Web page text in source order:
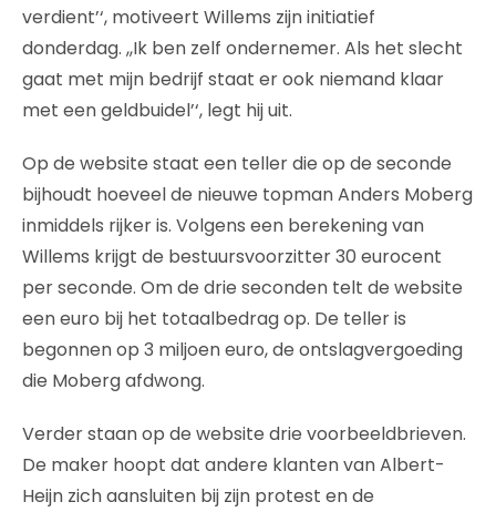
verdient’‘, motiveert Willems zijn initiatief
donderdag. ,,Ik ben zelf ondernemer. Als het slecht
gaat met mijn bedrijf staat er ook niemand klaar
met een geldbuidel’‘, legt hij uit.
Op de website staat een teller die op de seconde
bijhoudt hoeveel de nieuwe topman Anders Moberg
inmiddels rijker is. Volgens een berekening van
Willems krijgt de bestuursvoorzitter 30 eurocent
per seconde. Om de drie seconden telt de website
een euro bij het totaalbedrag op. De teller is
begonnen op 3 miljoen euro, de ontslagvergoeding
die Moberg afdwong.
Verder staan op de website drie voorbeeldbrieven.
De maker hoopt dat andere klanten van Albert-
Heijn zich aansluiten bij zijn protest en de